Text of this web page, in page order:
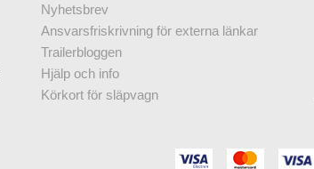
Nyhetsbrev
Ansvarsfriskrivning för externa länkar
Trailerbloggen
Hjälp och info
Körkort för släpvagn